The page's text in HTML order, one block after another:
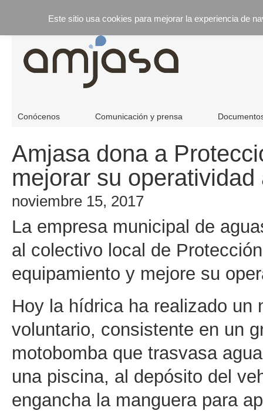
Conócenos Comunicación y prensa
Amjasa dona a
mejorar su
noviembre 15, 2017
La empresa municipal de
al colectivo local de
equipamiento y mejore su
Hoy la hídrica ha realizado un
voluntario, consistente en un
motobomba que trasvasa
una piscina, al depósito del
engancha la manguera para
Este sitio usa cookies para mejorar la experiencia de